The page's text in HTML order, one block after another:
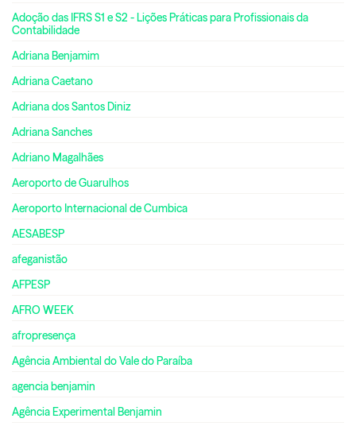
Adoção das IFRS S1 e S2 - Lições Práticas para Profissionais da
Contabilidade
Adriana Benjamim
Adriana Caetano
Adriana dos Santos Diniz
Adriana Sanches
Adriano Magalhães
Aeroporto de Guarulhos
Aeroporto Internacional de Cumbica
AESABESP
afeganistão
AFPESP
AFRO WEEK
afropresença
Agência Ambiental do Vale do Paraíba
agencia benjamin
Agência Experimental Benjamin